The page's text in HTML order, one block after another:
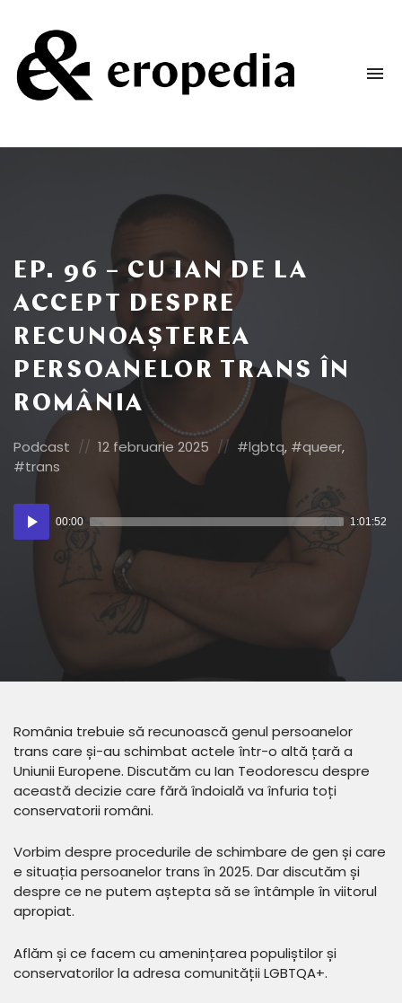
podcast
EP. 96 – CU IAN DE LA
ACCEPT DESPRE
RECUNOAȘTEREA
PERSOANELOR TRANS ÎN
ROMÂNIA
Posted
in:
Podcast
Posted
12 februarie 2025
Posted
lgbtq, queer,
trans
Player
audio
00:00 1:01:52
România trebuie să recunoască genul persoanelor
trans care și-au schimbat actele într-o altă țară a
Uniunii Europene. Discutăm cu Ian Teodorescu despre
această decizie care fără îndoială va înfuria toți
conservatorii români.
Vorbim despre procedurile de schimbare de gen și care
e situația persoanelor trans în 2025. Dar discutăm și
despre ce ne putem aștepta să se întâmple în viitorul
apropiat.
Aflăm și ce facem cu amenințarea populiștilor și
conservatorilor la adresa comunității LGBTQA+.